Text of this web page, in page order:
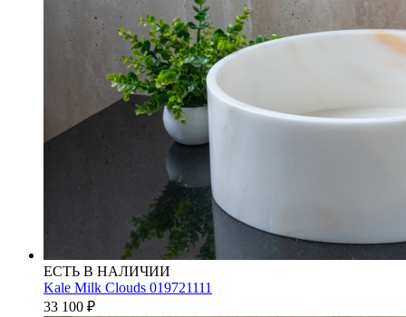
ЕСТЬ В НАЛИЧИИ
Kale Milk Clouds 019721111
33 100 ₽